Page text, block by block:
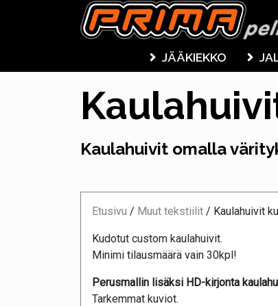
JÄÄKIEKKO
Kaulahuivit omalla
Etusivu / Muut tekstiilit / Kaulahuivit
Kudotut custom kaulahuivit.
Minimi tilausmäärä vain 30kpl!
Perusmallin lisäksi HD-kirjonta
Tarkemmat kuviot.